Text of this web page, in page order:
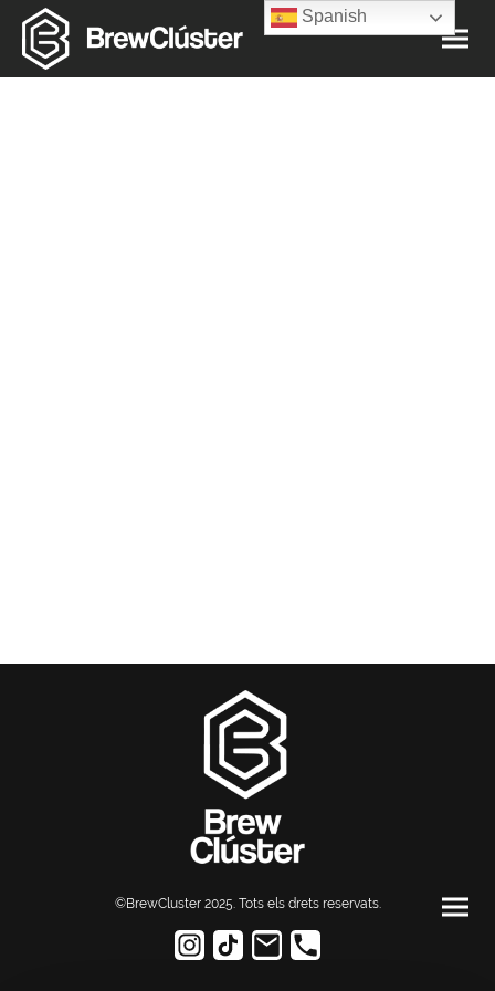
©BrewCluster 2025. Tots els drets reservats.
Spanish